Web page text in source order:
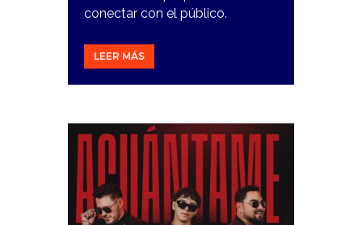
conectar con el público.
LEER MÁS